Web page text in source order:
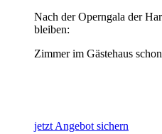
Nach der Operngala der
bleiben:
Zimmer im Gästehaus
jetzt Angebot sichern